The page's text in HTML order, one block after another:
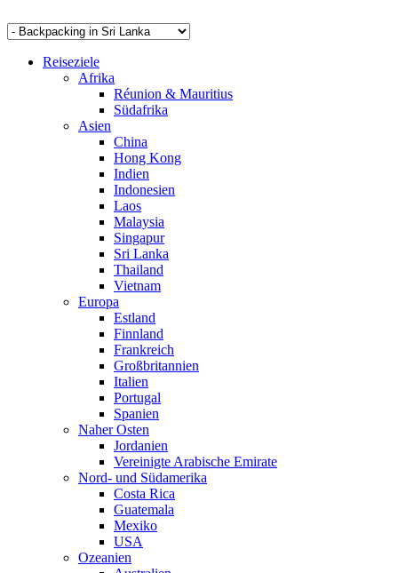
Reiseziele
Afrika
Réunion & Mauritius
Südafrika
Asien
China
Hong Kong
Indien
Indonesien
Laos
Malaysia
Singapur
Sri Lanka
Thailand
Vietnam
Europa
Estland
Finnland
Frankreich
Großbritannien
Italien
Portugal
Spanien
Naher Osten
Jordanien
Vereinigte Arabische Emirate
Nord- und Südamerika
Costa Rica
Guatemala
Mexiko
USA
Ozeanien